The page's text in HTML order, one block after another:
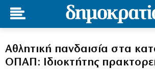
Αθλητική πανδαισία στα
ΟΠΑΠ: Ιδιοκτήτης